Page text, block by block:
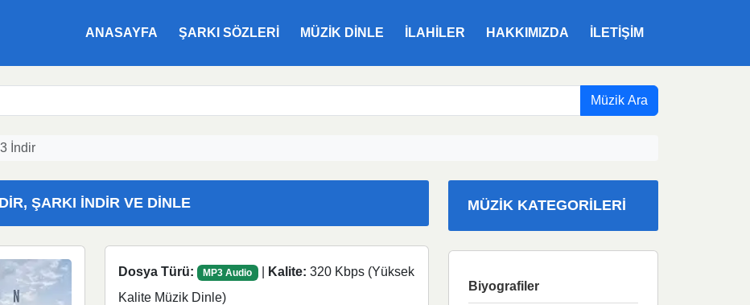
ANASAYFA ŞARKI SÖZLERI MÜZIK DINLE ILAHILER HAKKIMIZDA İLETIŞIM
Müzik Ara
İndir
ŞARKI İNDIR VE DINLE
Dosya Türü: MP3 Audio Kalite: 320 Kbps (Yüksek
Kalite Müzik Dinle)
MÜZIK KATEGORILERI
Biyografiler